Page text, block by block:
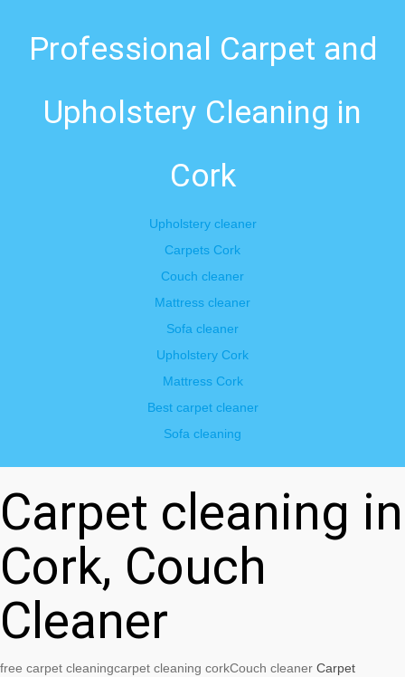
Professional Carpet and
Upholstery Cleaning in
Cork
Upholstery cleaner
Carpets Cork
Couch cleaner
Mattress cleaner
Sofa cleaner
Upholstery Cork
Mattress Cork
Best carpet cleaner
Sofa cleaning
Carpet cleaning in
Cork, Couch
Cleaner
free carpet cleaningcarpet cleaning corkCouch cleaner Carpet